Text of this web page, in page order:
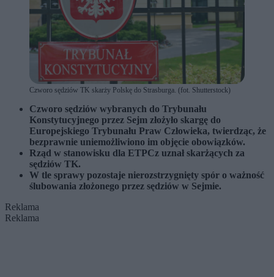
Czworo sędziów TK skarży Polskę do Strasburga. (fot. Shutterstock)
Czworo sędziów wybranych do Trybunału
Konstytucyjnego przez Sejm złożyło skargę do
Europejskiego Trybunału Praw Człowieka, twierdząc, że
bezprawnie uniemożliwiono im objęcie obowiązków.
Rząd w stanowisku dla ETPCz uznał skarżących za
sędziów TK.
W tle sprawy pozostaje nierozstrzygnięty spór o ważność
ślubowania złożonego przez sędziów w Sejmie.
Reklama
Reklama